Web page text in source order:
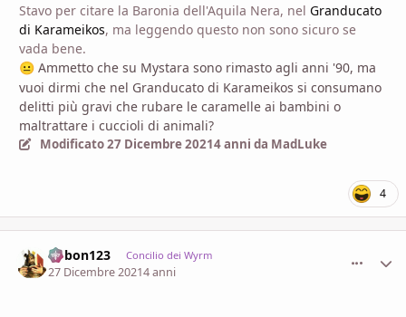
Stavo per citare la Baronia dell'Aquila Nera, nel Granducato
di Karameikos, ma leggendo questo non sono sicuro se
vada bene.
😐 Ammetto che su Mystara sono rimasto agli anni '90, ma
vuoi dirmi che nel Granducato di Karameikos si consumano
delitti più gravi che rubare le caramelle ai bambini o
maltrattare i cuccioli di animali?
Modificato27 Dicembre 20214 anni da MadLuke
4
bobon123 Concilio dei Wyrm
27 Dicembre 20214 anni